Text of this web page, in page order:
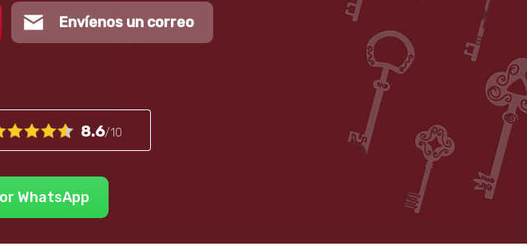
Envíenos un correo
8.6/10
WhatsApp